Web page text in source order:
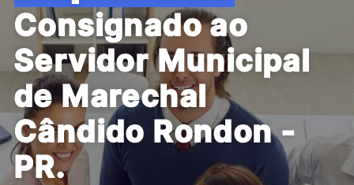
Consignado ao
Servidor Municipal
de Marechal
Cândido Rondon -
PR.